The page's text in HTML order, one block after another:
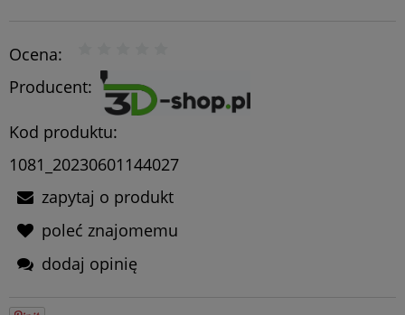
Ocena:
Producent:
Kod produktu:
1081_20230601144027
zapytaj o produkt
poleć znajomemu
dodaj opinię